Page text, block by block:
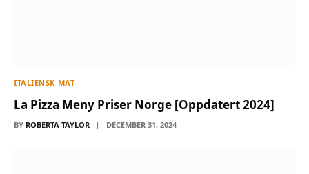
ITALIENSK MAT
La Pizza Meny Priser Norge [Oppdatert 2024]
BY ROBERTA TAYLOR DECEMBER 31, 2024